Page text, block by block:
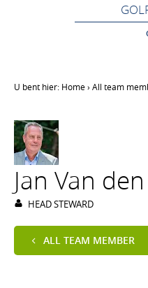
U bent hier: Home› All team
Jan Van
HEAD STEWARD
ALL TEAM MEMBER